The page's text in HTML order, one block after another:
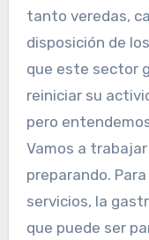
tanto veredas,
disposición de
que este sector
reiniciar su
pero
Vamos a
preparando.
servicios, la
que puede ser